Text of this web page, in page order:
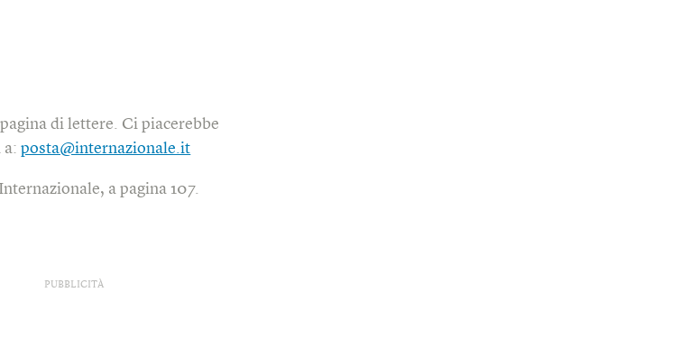
di lettere. Ci piacerebbe
a:posta@internazionale.it
a pagina 107.
PUBBLICITÀ